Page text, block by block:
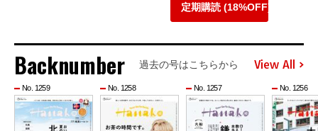
定期購読 (18%OFF)
Backnumber 過去の号はこちらから View All
No. 1259 No. 1258 No. 1257 No. 1256